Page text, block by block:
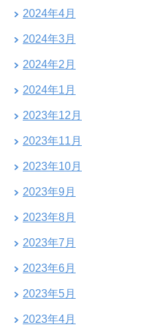
2024年4月
2024年3月
2024年2月
2024年1月
2023年12月
2023年11月
2023年10月
2023年9月
2023年8月
2023年7月
2023年6月
2023年5月
2023年4月